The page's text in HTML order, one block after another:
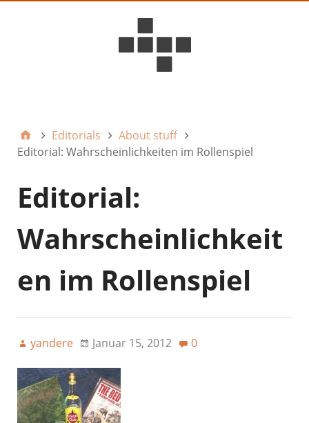
Editorials
About stuff
Editorial: Wahrscheinlichkeiten im Rollenspiel
Editorial:
Wahrscheinlichkeit
en im Rollenspiel
yandere Januar 15, 2012 0